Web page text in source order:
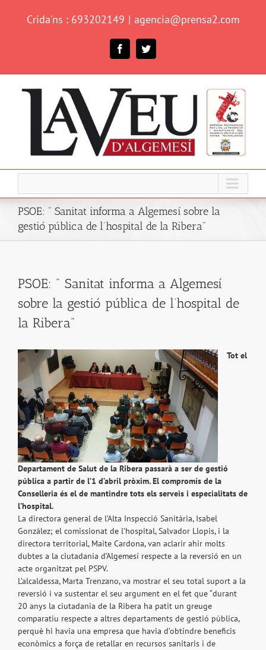
Crida'ns : 693202149 | agencia@prensa2.com
FacebookTwitter
PSOE: " Sanitat informa a Algemesí sobre la
gestió pública de l’hospital de la Ribera"
PSOE: " Sanitat informa a Algemesí
sobre la gestió pública de l’hospital de
la Ribera"
Tot el
Departament de Salut de la Ribera passarà a ser de gestió
pública a partir de l’1 d’abril pròxim. El compromís de la
Conselleria és el de mantindre tots els serveis i especialitats de
l’hospital.
La directora general de l’Alta Inspecció Sanitària, Isabel
González; el comissionat de l’hospital, Salvador Llopis, i la
directora territorial, Maite Cardona, van aclarir ahir molts
dubtes a la ciutadania d’Algemesí respecte a la reversió en un
acte organitzat pel PSPV.
L’alcaldessa, Marta Trenzano, va mostrar el seu total suport a la
reversió i va sustentar el seu argument en el fet que “durant
20 anys la ciutadania de la Ribera ha patit un greuge
comparatiu respecte a altres departaments de gestió pública,
perquè hi havia una empresa que havia d’obtindre beneficis
econòmics a força de retallar en recursos sanitaris i de